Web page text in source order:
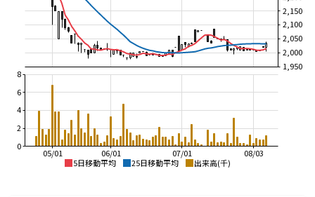
5日移動平均 25日移動平均 出来高(千)
08/03
07/01
06/01
05/01
1,950
2,000
2,050
2,100
2,150
0
2
4
6
8